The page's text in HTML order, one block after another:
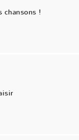
chansons !